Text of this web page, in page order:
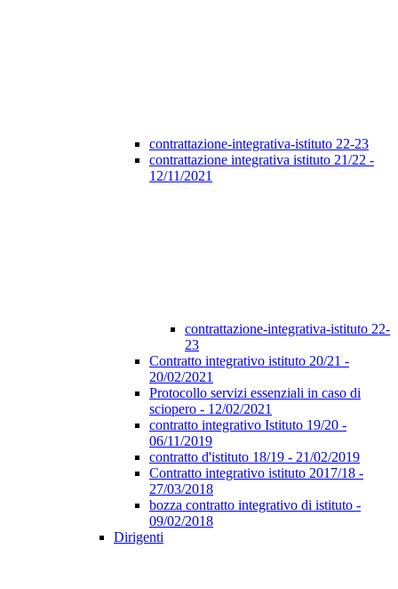
contrattazione-integrativa-istituto 22-23
contrattazione integrativa istituto 21/22 -
12/11/2021
contrattazione-integrativa-istituto 22-
23
Contratto integrativo istituto 20/21 -
20/02/2021
Protocollo servizi essenziali in caso di
sciopero - 12/02/2021
contratto integrativo Istituto 19/20 -
06/11/2019
contratto d'istituto 18/19 - 21/02/2019
Contratto integrativo istituto 2017/18 -
27/03/2018
bozza contratto integrativo di istituto -
09/02/2018
Dirigenti